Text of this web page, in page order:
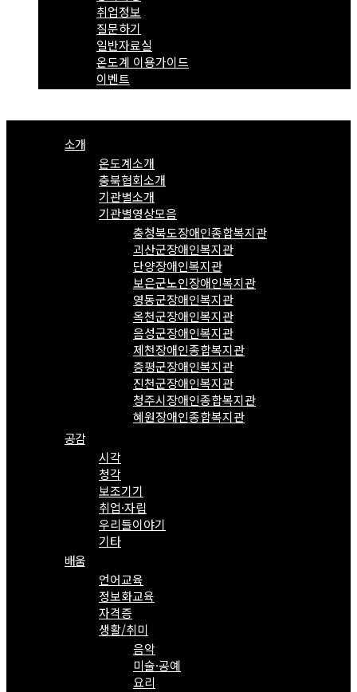
취업정보
질문하기
일반자료실
온도계 이용가이드
이벤트
소개
온도계소개
충북협회소개
기관별소개
기관별영상모음
충청북도장애인종합복지관
괴산군장애인복지관
단양장애인복지관
보은군노인장애인복지관
영동군장애인복지관
옥천군장애인복지관
음성군장애인복지관
제천장애인종합복지관
증평군장애인복지관
진천군장애인복지관
청주시장애인종합복지관
혜원장애인종합복지관
공감
시각
청각
보조기기
취업·자립
우리들이야기
기타
배움
언어교육
정보화교육
자격증
생활/취미
음악
미술·공예
요리